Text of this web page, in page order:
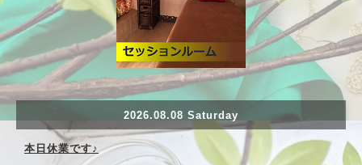
2026.08.08 Saturday
本日休業です♪